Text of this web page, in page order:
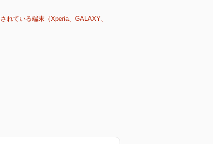
れている端末（Xperia、GALAXY、